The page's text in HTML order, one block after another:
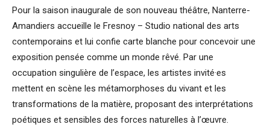
Pour la saison inaugurale de son nouveau théâtre, Nanterre-
Amandiers accueille le Fresnoy – Studio national des arts
contemporains et lui confie carte blanche pour concevoir une
exposition pensée comme un monde rêvé. Par une
occupation singulière de l’espace, les artistes invité·es
mettent en scène les métamorphoses du vivant et les
transformations de la matière, proposant des interprétations
poétiques et sensibles des forces naturelles à l’œuvre.